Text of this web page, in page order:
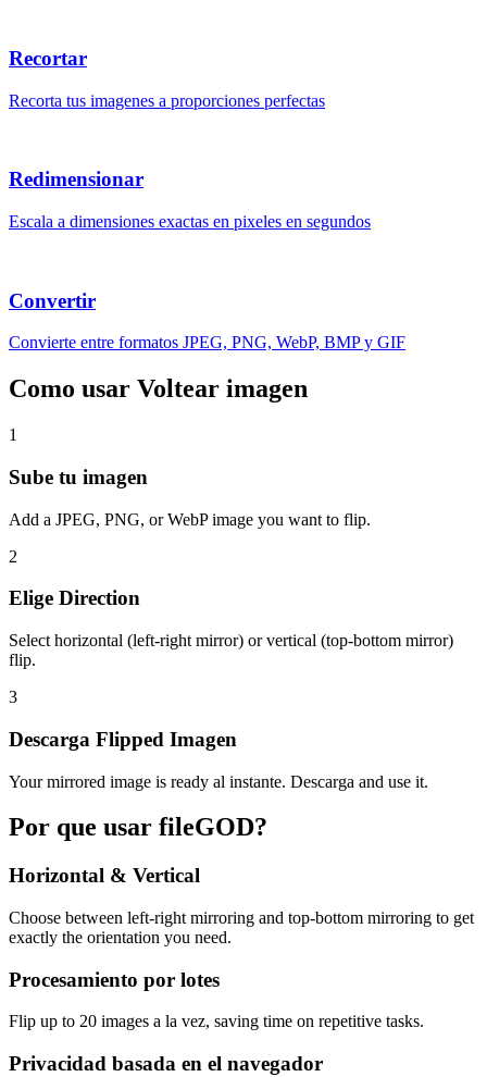
Recortar
Recorta tus imagenes a proporciones perfectas
Redimensionar
Escala a dimensiones exactas en pixeles en segundos
Convertir
Convierte entre formatos JPEG, PNG, WebP, BMP y GIF
Como usar Voltear imagen
1
Sube tu imagen
Add a JPEG, PNG, or WebP image you want to flip.
2
Elige Direction
Select horizontal (left-right mirror) or vertical (top-bottom mirror)
flip.
3
Descarga Flipped Imagen
Your mirrored image is ready al instante. Descarga and use it.
Por que usar fileGOD?
Horizontal & Vertical
Choose between left-right mirroring and top-bottom mirroring to get
exactly the orientation you need.
Procesamiento por lotes
Flip up to 20 images a la vez, saving time on repetitive tasks.
Privacidad basada en el navegador